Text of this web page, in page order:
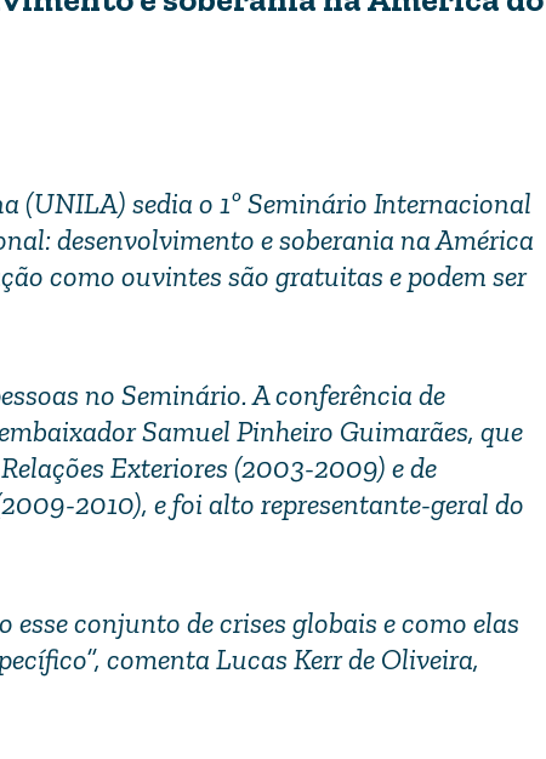
(UNILA) sedia o 1º Seminário Internacional
desenvolvimento e soberania na América
como ouvintes são gratuitas e podem ser
no Seminário. A conferência de
Samuel Pinheiro Guimarães, que
Exteriores (2003-2009) e de
2010), e foi alto representante-geral do
esse conjunto de crises globais e como elas
comenta Lucas Kerr de Oliveira,